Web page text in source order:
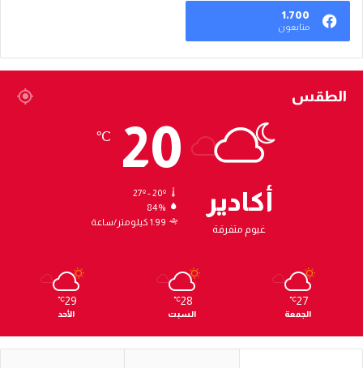
1٬700
متابعون
الطقس
أكادير
غيوم متفرقة
20
℃
27º - 20º
84%
1.99 كيلومتر/ساعة
27
℃
الجمعة
28
℃
السبت
29
℃
الأحد